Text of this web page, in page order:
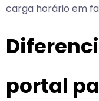
carga horário em
portal